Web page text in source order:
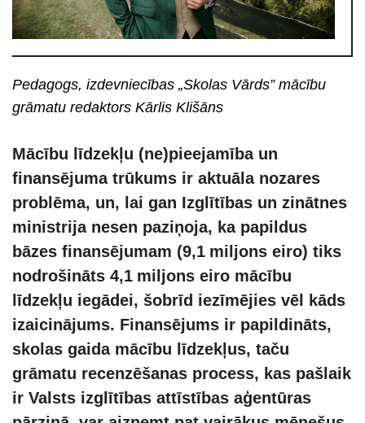
Pedagogs, izdevniecības „Skolas Vārds” mācību
grāmatu redaktors Kārlis Klišāns
Mācību līdzekļu (ne)pieejamība un
finansējuma trūkums ir aktuāla nozares
problēma, un, lai gan Izglītības un zinātnes
ministrija nesen paziņoja, ka papildus
bāzes finansējumam (9,1 miljons eiro) tiks
nodrošināts 4,1 miljons eiro mācību
līdzekļu iegādei, šobrīd iezīmējies vēl kāds
izaicinājums. Finansējums ir papildināts,
skolas gaida mācību līdzekļus, taču
grāmatu recenzēšanas process, kas pašlaik
ir Valsts izglītības attīstības aģentūras